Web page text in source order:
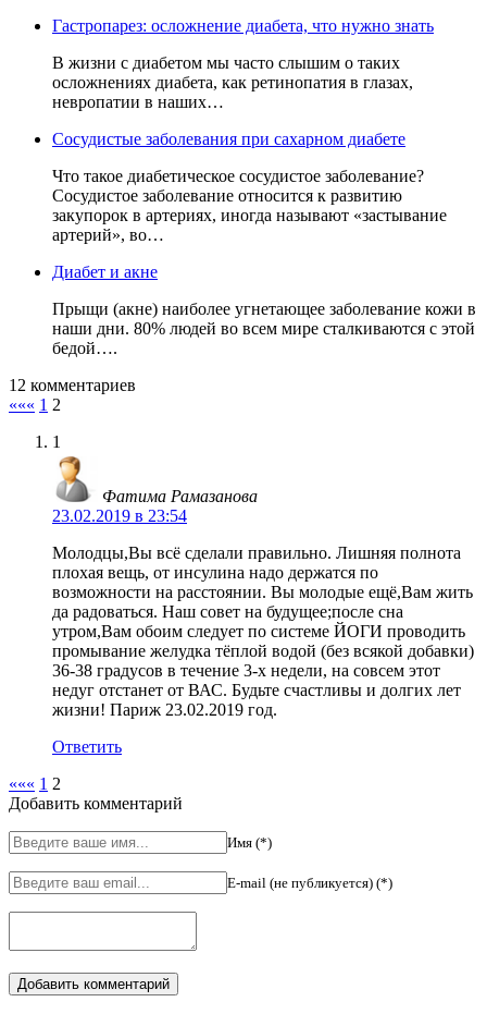
Гастропарез: осложнение диабета, что нужно знать
В жизни с диабетом мы часто слышим о таких
осложнениях диабета, как ретинопатия в глазах,
невропатии в наших…
Сосудистые заболевания при сахарном диабете
Что такое диабетическое сосудистое заболевание?
Сосудистое заболевание относится к развитию
закупорок в артериях, иногда называют «застывание
артерий», во…
Диабет и акне
Прыщи (акне) наиболее угнетающее заболевание кожи в
наши дни. 80% людей во всем мире сталкиваются с этой
бедой….
12 комментариев
««« 1 2
1
Фатима Рамазанова
23.02.2019 в 23:54
Молодцы,Вы всё сделали правильно. Лишняя полнота
плохая вещь, от инсулина надо держатся по
возможности на расстоянии. Вы молодые ещё,Вам жить
да радоваться. Наш совет на будущее;после сна
утром,Вам обоим следует по системе ЙОГИ проводить
промывание желудка тёплой водой (без всякой добавки)
36-38 градусов в течение 3-х недели, на совсем этот
недуг отстанет от ВАС. Будьте счастливы и долгих лет
жизни! Париж 23.02.2019 год.
Ответить
««« 1 2
Добавить комментарий
Имя (*)
E-mail (не публикуется) (*)